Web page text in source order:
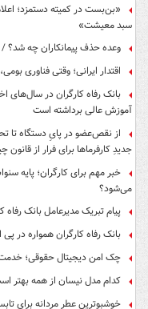
«بن‌بست در کمیته دستمزد؛
سبد معیشت»
وعده حذف پیمانکاران چه شد؟
اقتدار ایرانی؛ وقتی فناوری
بانک رفاه کارگران در سال‌های
آموزش عالی برداشته است
از نقص‌عضو در پایِ دستگاه تا
جدیدِ کارفرماها برای فرار از
خبر مهم برای کارگران؛ پایه
می‌شود؟
پیام تبریک مدیرعامل بانک
بانک رفاه کارگران همواره در
چک امن دیجیتال حقوقی؛ خدمت
کدام مدل نیسان از همه بهتر
خوشبوترین عطر مردانه برای